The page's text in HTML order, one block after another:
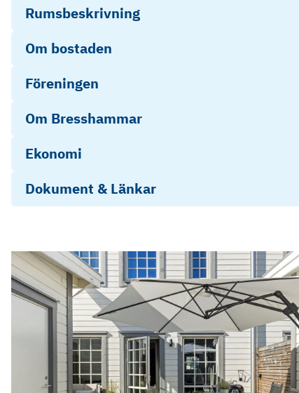
Rumsbeskrivning
Om bostaden
Föreningen
Om Bresshammar
Ekonomi
Dokument & Länkar
Strängnäs
kommun